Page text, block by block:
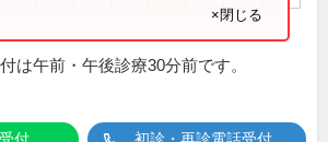
×閉じる
は午前・午後診療30分前です。